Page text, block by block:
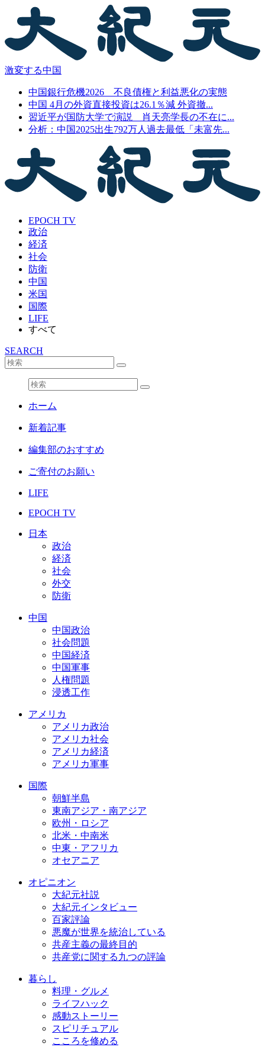
激変する中国
中国銀行危機2026 不良債権と利益悪化の実態
中国 4月の外資直接投資は26.1％減 外資撤...
習近平が国防大学で演説 肖天亮学長の不在に...
分析：中国2025出生792万人過去最低「未富先...
EPOCH TV
政治
経済
社会
防衛
中国
米国
国際
LIFE
すべて
SEARCH
ホーム
新着記事
編集部のおすすめ
ご寄付のお願い
LIFE
EPOCH TV
日本
政治
経済
社会
外交
防衛
中国
中国政治
社会問題
中国経済
中国軍事
人権問題
浸透工作
アメリカ
アメリカ政治
アメリカ社会
アメリカ経済
アメリカ軍事
国際
朝鮮半島
東南アジア・南アジア
欧州・ロシア
北米・中南米
中東・アフリカ
オセアニア
オピニオン
大紀元社説
大紀元インタビュー
百家評論
悪魔が世界を統治している
共産主義の最終目的
共産党に関する九つの評論
暮らし
料理・グルメ
ライフハック
感動ストーリー
スピリチュアル
こころを修める